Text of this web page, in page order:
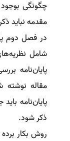
چگونگی
مقدمه نباید
در فصل دوم
شامل
پایان‌نامه
مقاله
پایان‌نامه
ذکر شود.
روش بکار